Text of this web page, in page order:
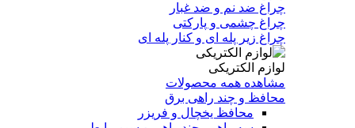
چراغ ضد نم و ضد غبار
چراغ چشمی و پارکتی
چراغ‌ زیر‌ پله‌ ای و کنار‌ پله‌ ای
لوازم الکتریکی
مشاهده همه محصولات
محافظ و چند راهی برق
محافظ یخچال و فریزر